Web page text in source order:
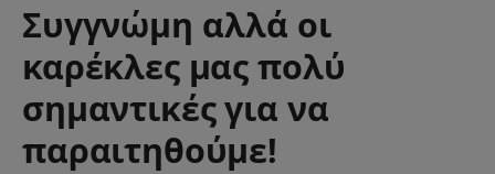
Συγγνώμη αλλά οι
καρέκλες μας πολύ
σημαντικές για να
παραιτηθούμε!